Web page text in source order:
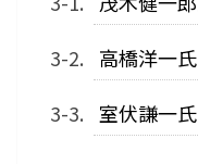
高橋洋一氏
室伏謙一